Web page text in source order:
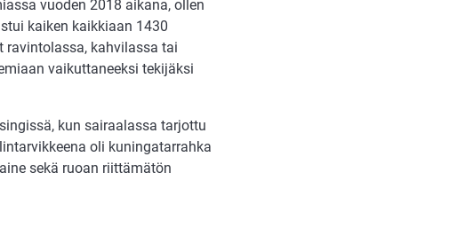
vuoden 2018 aikana, ollen
kaiken kaikkiaan 1430
ravintolassa, kahvilassa tai
vaikuttaneeksi tekijäksi
kun sairaalassa tarjottu
oli kuningatarrahka
sekä ruoan riittämätön